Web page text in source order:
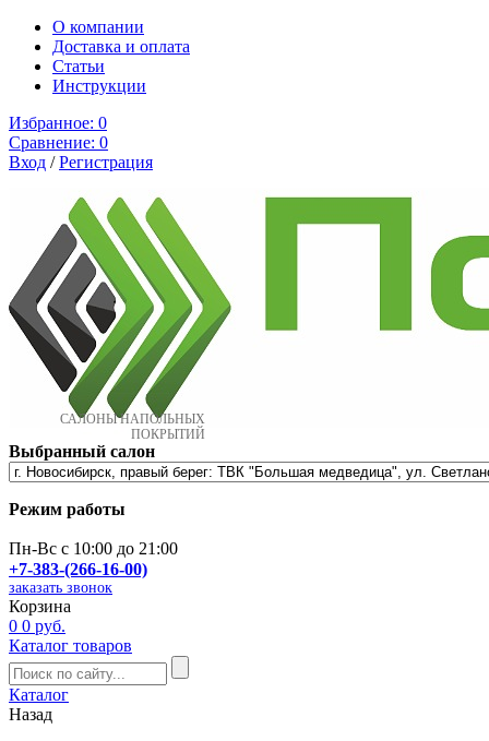
О компании
Доставка и оплата
Cтатьи
Инструкции
Избранное: 0
Сравнение: 0
Вход /Регистрация
САЛОНЫ НАПОЛЬНЫХ
ПОКРЫТИЙ
Выбранный салон
Режим работы
Пн-Вс с 10:00 до 21:00
+7-383-(266-16-00)
заказать звонок
Корзина
0 0 руб.
Каталог товаров
Каталог
Назад